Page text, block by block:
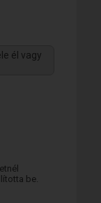
él vagy
be.